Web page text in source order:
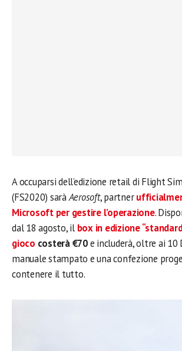
A occuparsi dell’edizione retail di Flight
(FS2020) saràAerosoft, partner
Microsoft per gestire l’operazione.
dal 18 agosto, il box in edizione
gioco costerà €70e includerà, oltre ai 10
manuale stampato e una confezione
contenere il tutto.